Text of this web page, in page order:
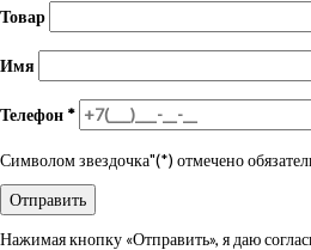
Товар
Имя
Телефон *
Символом звездочка"(*) отмечено
Нажимая кнопку «Отправить», я даю